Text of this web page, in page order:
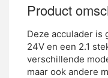
Product
Deze acculader is
24V en een 2.1
verschillende
maar ook andere